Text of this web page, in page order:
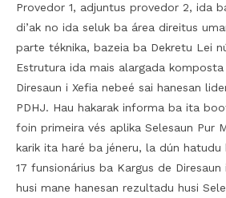
Provedor 1, adjuntus provedor 2, ida
di’ak no ida seluk ba área direitus
parte téknika, bazeia ba Dekretu Lei
Estrutura ida mais alargada komposta
Diresaun i Xefia nebeé sai hanesan
PDHJ. Hau hakarak informa ba ita
foin primeira vés aplika Selesaun Pur
karik ita haré ba jéneru, la dún hatudu
17 funsionárius ba Kargus de
husi mane hanesan rezultadu husi